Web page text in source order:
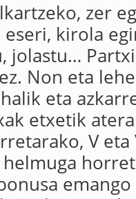
zer
kirola
jolastu…
Non eta
eta
etxetik
V eta
helmuga
emango